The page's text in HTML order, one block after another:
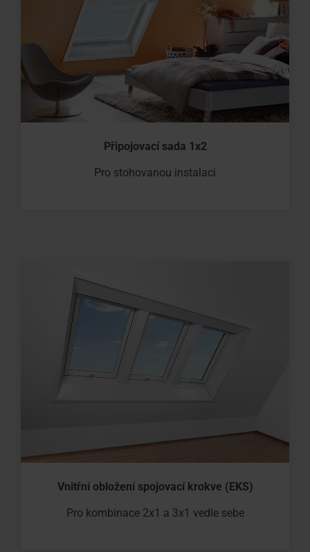
Připojovací sada 1x2
Pro stohovanou instalaci
Vnitřní obložení spojovací krokve (EKS)
Pro kombinace 2x1 a 3x1 vedle sebe